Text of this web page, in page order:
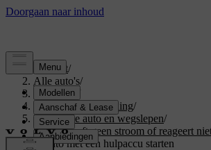
Support/
Alle auto's/
V60 2026
Gebruikershandleiding/
Immobiele auto en wegslepen/
Auto heeft geen stroom of reageert
Je auto met een hulpaccu starten